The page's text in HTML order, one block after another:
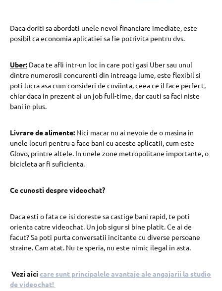
Daca doriti sa abordati unele nevoi financiare imediate, este
posibil ca economia aplicatiei sa fie potrivita pentru dvs.
Uber: Daca te afli intr-un loc in care poti gasi Uber sau unul
dintre numerosii concurenti din intreaga lume, este flexibil si
poti lucra asa cum consideri de cuviinta, ceea ce il face perfect,
chiar daca in prezent ai un job full-time, dar cauti sa faci niste
bani in plus.
Livrare de alimente: Nici macar nu ai nevoie de o masina in
unele locuri pentru a face bani cu aceste aplicatii, cum este
Glovo, printre altele. In unele zone metropolitane importante, o
bicicleta ar fi suficienta.
Ce cunosti despre videochat?
Daca esti o fata ce isi doreste sa castige bani rapid, te poti
orienta catre videochat. Un job sigur si bine platit. Ce ai de
facut? Sa poti purta conversatii incitante cu diverse persoane
straine. Cam atat. Nu te speria, nu este nimic ilegal in asta.
Vezi aicicare sunt principalele avantaje ale angajarii la studio
de videochat!